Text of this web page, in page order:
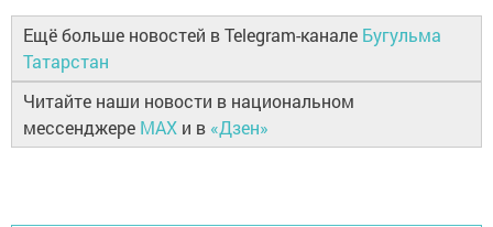
Ещё больше новостей в Telegram-канале Бугульма
Татарстан
Читайте наши новости в национальном
мессенджере MAX и в «Дзен»